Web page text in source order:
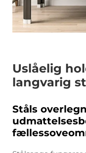
Uslåelig
langvarig
Ståls